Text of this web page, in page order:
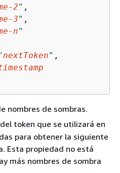
2" ,
3" ,
n"
nextToken" ,
nombres de sombras.
token que se utilizará en
para obtener la siguiente
Esta propiedad no está
más nombres de sombra